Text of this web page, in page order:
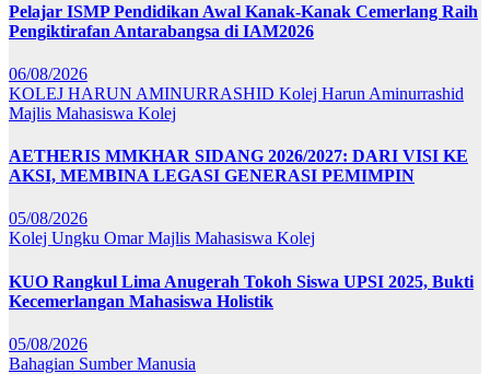
Pelajar ISMP Pendidikan Awal Kanak-Kanak Cemerlang Raih
Pengiktirafan Antarabangsa di IAM2026
06/08/2026
KOLEJ HARUN AMINURRASHID Kolej Harun Aminurrashid
Majlis Mahasiswa Kolej
AETHERIS MMKHAR SIDANG 2026/2027: DARI VISI KE
AKSI, MEMBINA LEGASI GENERASI PEMIMPIN
05/08/2026
Kolej Ungku OmarMajlis Mahasiswa Kolej
KUO Rangkul Lima Anugerah Tokoh Siswa UPSI 2025, Bukti
Kecemerlangan Mahasiswa Holistik
05/08/2026
Bahagian Sumber Manusia